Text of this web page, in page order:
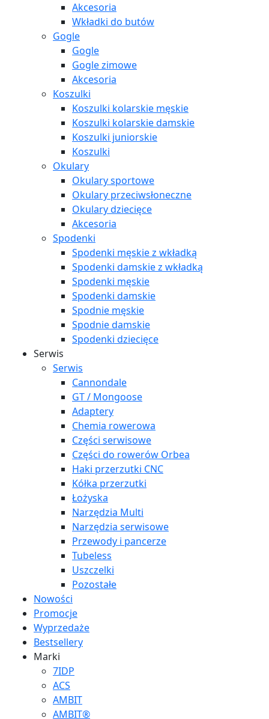
Akcesoria
Wkładki do butów
Gogle
Gogle
Gogle zimowe
Akcesoria
Koszulki
Koszulki kolarskie męskie
Koszulki kolarskie damskie
Koszulki juniorskie
Koszulki
Okulary
Okulary sportowe
Okulary przeciwsłoneczne
Okulary dziecięce
Akcesoria
Spodenki
Spodenki męskie z wkładką
Spodenki damskie z wkładką
Spodenki męskie
Spodenki damskie
Spodnie męskie
Spodnie damskie
Spodenki dziecięce
Serwis
Serwis
Cannondale
GT / Mongoose
Adaptery
Chemia rowerowa
Części serwisowe
Części do rowerów Orbea
Haki przerzutki CNC
Kółka przerzutki
Łożyska
Narzędzia Multi
Narzędzia serwisowe
Przewody i pancerze
Tubeless
Uszczelki
Pozostałe
Nowości
Promocje
Wyprzedaże
Bestsellery
Marki
7IDP
ACS
AMBIT
AMBIT®